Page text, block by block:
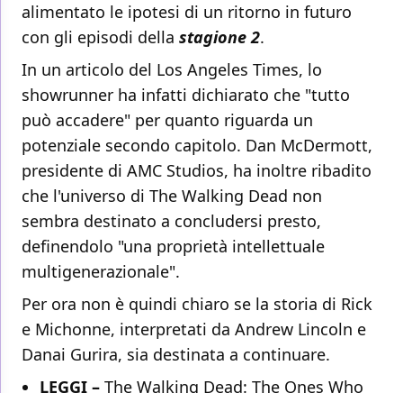
alimentato le ipotesi di un ritorno in futuro
con gli episodi della stagione 2.
In un articolo del Los Angeles Times, lo
showrunner ha infatti dichiarato che "tutto
può accadere" per quanto riguarda un
potenziale secondo capitolo. Dan McDermott,
presidente di AMC Studios, ha inoltre ribadito
che l'universo di The Walking Dead non
sembra destinato a concludersi presto,
definendolo "una proprietà intellettuale
multigenerazionale".
Per ora non è quindi chiaro se la storia di Rick
e Michonne, interpretati da Andrew Lincoln e
Danai Gurira, sia destinata a continuare.
LEGGI – The Walking Dead: The Ones Who